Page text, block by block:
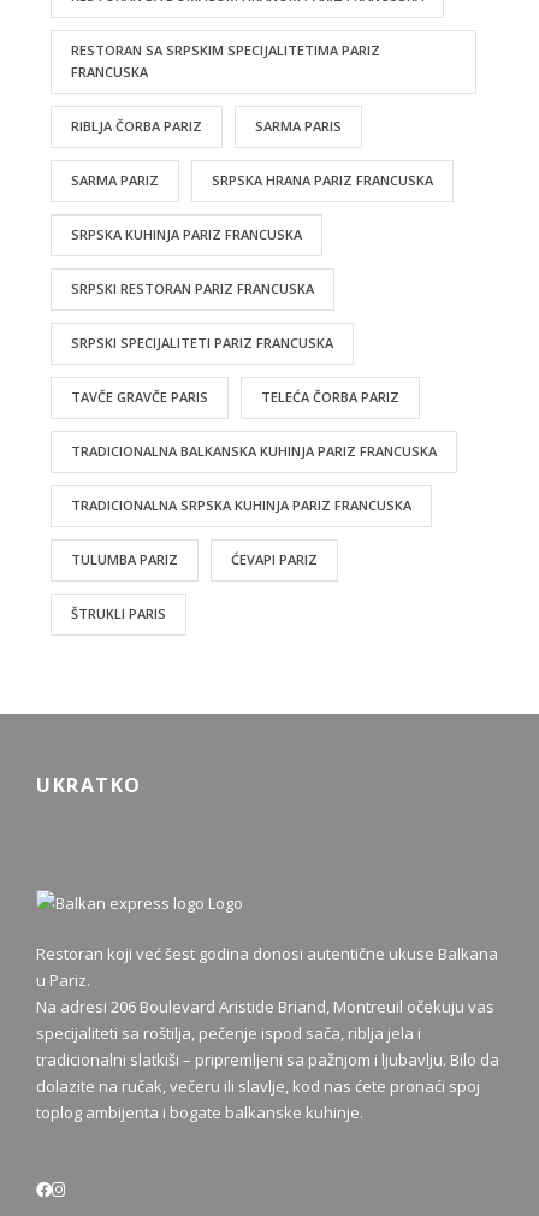
RESTORAN SA SRPSKIM SPECIJALITETIMA PARIZ
FRANCUSKA
RIBLJA ČORBA PARIZ SARMA PARIS
SARMA PARIZ SRPSKA HRANA PARIZ FRANCUSKA
SRPSKA KUHINJA PARIZ FRANCUSKA
SRPSKI RESTORAN PARIZ FRANCUSKA
SRPSKI SPECIJALITETI PARIZ FRANCUSKA
TAVČE GRAVČE PARIS TELEĆA ČORBA PARIZ
TRADICIONALNA BALKANSKA KUHINJA PARIZ FRANCUSKA
TRADICIONALNA SRPSKA KUHINJA PARIZ FRANCUSKA
TULUMBA PARIZ ĆEVAPI PARIZ
ŠTRUKLI PARIS
UKRATKO
Restoran koji već šest godina donosi autentične ukuse Balkana
u Pariz.
Na adresi 206 Boulevard Aristide Briand, Montreuil očekuju vas
specijaliteti sa roštilja, pečenje ispod sača, riblja jela i
tradicionalni slatkiši – pripremljeni sa pažnjom i ljubavlju. Bilo da
dolazite na ručak, večeru ili slavlje, kod nas ćete pronaći spoj
toplog ambijenta i bogate balkanske kuhinje.